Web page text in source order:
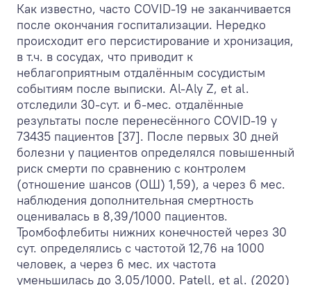
Как известно, часто COVID-19 не заканчивается
после окончания госпитализации. Нередко
происходит его персистирование и хронизация,
в т.ч. в сосудах, что приводит к
неблагоприятным отдалённым сосудистым
событиям после выписки. Al-Aly Z, et al.
отследили 30-сут. и 6-мес. отдалённые
результаты после перенесённого COVID-19 у
73435 пациентов [37]. После первых 30 дней
болезни у пациентов определялся повышенный
риск смерти по сравнению с контролем
(отношение шансов (ОШ) 1,59), а через 6 мес.
наблюдения дополнительная смертность
оценивалась в 8,39/1000 пациентов.
Тромбофлебиты нижних конечностей через 30
сут. определялись с частотой 12,76 на 1000
человек, а через 6 мес. их частота
уменьшилась до 3,05/1000. Patell, et al. (2020)